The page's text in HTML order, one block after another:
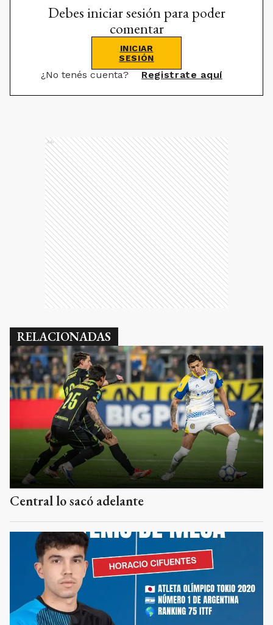
Debes iniciar sesión para poder
comentar
INICIAR
SESIÓN
¿No tenés cuenta? Registrate aquí
Ads
RELACIONADAS
Central lo sacó adelante